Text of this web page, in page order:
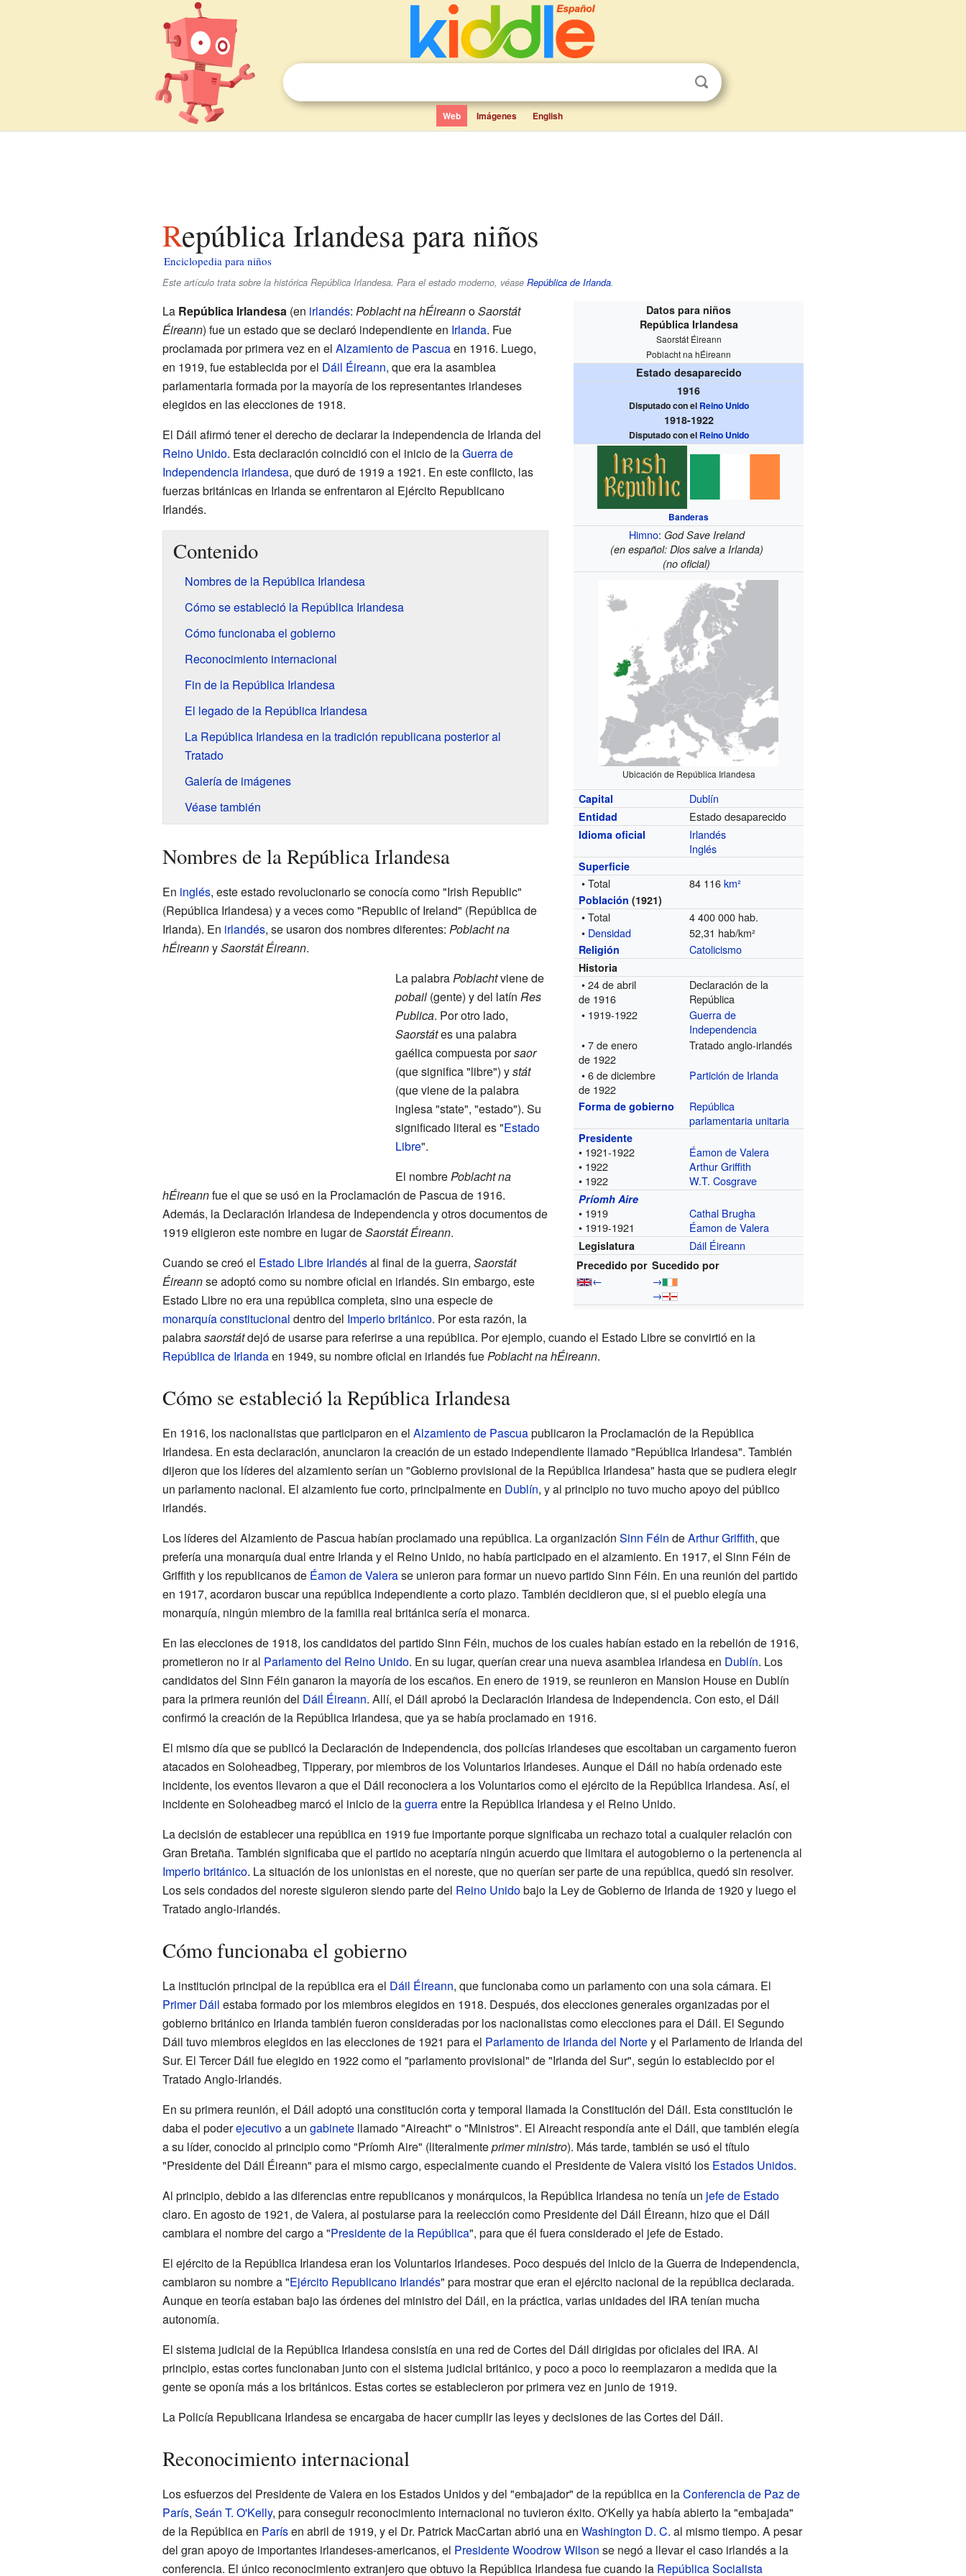
Web Imágenes English
República Irlandesa para niños
Enciclopedia para niños
Este artículo trata sobre la histórica República Irlandesa. Para el estado moderno, véase República de Irlanda.
Datos para niños
República Irlandesa
Saorstát Éireann
Poblacht na hÉireann
Estado desaparecido
1916
Disputado con el Reino Unido
1918-1922
Disputado con el Reino Unido
Banderas
Himno: God Save Ireland
(en español: Dios salve a Irlanda)
(no oficial)
Ubicación de República Irlandesa
Capital Dublín
Entidad Estado desaparecido
Idioma oficial
Irlandés
Inglés
Superficie
• Total 84 116km²
Población (1921)
• Total
4 400 000 hab.
• Densidad 52,31 hab/km²
Religión Catolicismo
Historia
• 24 de abril
de 1916
Declaración de la
República
• 1919-1922
Guerra de
Independencia
• 7 de enero
de 1922
Tratado anglo-irlandés
• 6 de diciembre
de 1922
Partición de Irlanda
Forma de gobierno
República
parlamentaria unitaria
Presidente
• 1921-1922
• 1922
• 1922
Éamon de Valera
Arthur Griffith
W.T. Cosgrave
Príomh Aire
• 1919
• 1919-1921
Cathal Brugha
Éamon de Valera
Legislatura Dáil Éireann
Precedido por Sucedido por
←
→
→
La República Irlandesa(en irlandés: Poblacht na hÉireannoSaorstát
Éireann) fue un estado que se declaró independiente en Irlanda. Fue
proclamada por primera vez en el Alzamiento de Pascuaen 1916. Luego,
en 1919, fue establecida por el Dáil Éireann, que era la asamblea
parlamentaria formada por la mayoría de los representantes irlandeses
elegidos en las elecciones de 1918.
El Dáil afirmó tener el derecho de declarar la independencia de Irlanda del
Reino Unido. Esta declaración coincidió con el inicio de laGuerra de
Independencia irlandesa, que duró de 1919 a 1921. En este conflicto, las
fuerzas británicas en Irlanda se enfrentaron al Ejército Republicano
Irlandés.
Contenido
Nombres de la República Irlandesa
Cómo se estableció la República Irlandesa
Cómo funcionaba el gobierno
Reconocimiento internacional
Fin de la República Irlandesa
El legado de la República Irlandesa
La República Irlandesa en la tradición republicana posterior al
Tratado
Galería de imágenes
Véase también
Nombres de la República Irlandesa
En inglés, este estado revolucionario se conocía como "Irish Republic"
(República Irlandesa) y a veces como "Republic of Ireland" (República de
Irlanda). En irlandés, se usaron dos nombres diferentes: Poblacht na
hÉireannySaorstát Éireann.
La palabraPoblachtviene de
pobail(gente) y del latín Res
Publica. Por otro lado,
Saorstátes una palabra
gaélica compuesta porsaor
(que significa "libre") ystát
(que viene de la palabra
inglesa "state", "estado"). Su
significado literal es "Estado
Libre".
El nombrePoblacht na
hÉireannfue el que se usó en la Proclamación de Pascua de 1916.
Además, la Declaración Irlandesa de Independencia y otros documentos de
1919 eligieron este nombre en lugar deSaorstát Éireann.
Cuando se creó el Estado Libre Irlandésal final de la guerra, Saorstát
Éireannse adoptó como su nombre oficial en irlandés. Sin embargo, este
Estado Libre no era una república completa, sino una especie de
monarquía constitucional dentro del Imperio británico. Por esta razón, la
palabrasaorstátdejó de usarse para referirse a una república. Por ejemplo, cuando el Estado Libre se convirtió en la
República de Irlandaen 1949, su nombre oficial en irlandés fuePoblacht na hÉireann.
Cómo se estableció la República Irlandesa
En 1916, los nacionalistas que participaron en el Alzamiento de Pascuapublicaron la Proclamación de la República
Irlandesa. En esta declaración, anunciaron la creación de un estado independiente llamado "República Irlandesa". También
dijeron que los líderes del alzamiento serían un "Gobierno provisional de la República Irlandesa" hasta que se pudiera elegir
un parlamento nacional. El alzamiento fue corto, principalmente en Dublín, y al principio no tuvo mucho apoyo del público
irlandés.
Los líderes del Alzamiento de Pascua habían proclamado una república. La organización Sinn Féin deArthur Griffith, que
prefería una monarquía dual entre Irlanda y el Reino Unido, no había participado en el alzamiento. En 1917, el Sinn Féin de
Griffith y los republicanos de Éamon de Valerase unieron para formar un nuevo partido Sinn Féin. En una reunión del partido
en 1917, acordaron buscar una república independiente a corto plazo. También decidieron que, si el pueblo elegía una
monarquía, ningún miembro de la familia real británica sería el monarca.
En las elecciones de 1918, los candidatos del partido Sinn Féin, muchos de los cuales habían estado en la rebelión de 1916,
prometieron no ir al Parlamento del Reino Unido. En su lugar, querían crear una nueva asamblea irlandesa en Dublín. Los
candidatos del Sinn Féin ganaron la mayoría de los escaños. En enero de 1919, se reunieron en Mansion House en Dublín
para la primera reunión del Dáil Éireann. Allí, el Dáil aprobó la Declaración Irlandesa de Independencia. Con esto, el Dáil
confirmó la creación de la República Irlandesa, que ya se había proclamado en 1916.
El mismo día que se publicó la Declaración de Independencia, dos policías irlandeses que escoltaban un cargamento fueron
atacados en Soloheadbeg, Tipperary, por miembros de los Voluntarios Irlandeses. Aunque el Dáil no había ordenado este
incidente, los eventos llevaron a que el Dáil reconociera a los Voluntarios como el ejército de la República Irlandesa. Así, el
incidente en Soloheadbeg marcó el inicio de laguerraentre la República Irlandesa y el Reino Unido.
La decisión de establecer una república en 1919 fue importante porque significaba un rechazo total a cualquier relación con
Gran Bretaña. También significaba que el partido no aceptaría ningún acuerdo que limitara el autogobierno o la pertenencia al
Imperio británico. La situación de los unionistas en el noreste, que no querían ser parte de una república, quedó sin resolver.
Los seis condados del noreste siguieron siendo parte del Reino Unidobajo la Ley de Gobierno de Irlanda de 1920 y luego el
Tratado anglo-irlandés.
Cómo funcionaba el gobierno
La institución principal de la república era el Dáil Éireann, que funcionaba como un parlamento con una sola cámara. El
Primer Dáil estaba formado por los miembros elegidos en 1918. Después, dos elecciones generales organizadas por el
gobierno británico en Irlanda también fueron consideradas por los nacionalistas como elecciones para el Dáil. El Segundo
Dáil tuvo miembros elegidos en las elecciones de 1921 para el Parlamento de Irlanda del Nortey el Parlamento de Irlanda del
Sur. El Tercer Dáil fue elegido en 1922 como el "parlamento provisional" de "Irlanda del Sur", según lo establecido por el
Tratado Anglo-Irlandés.
En su primera reunión, el Dáil adoptó una constitución corta y temporal llamada la Constitución del Dáil. Esta constitución le
daba el poderejecutivoa un gabinetellamado "Aireacht" o "Ministros". El Aireacht respondía ante el Dáil, que también elegía
a su líder, conocido al principio como "Príomh Aire" (literalmenteprimer ministro). Más tarde, también se usó el título
"Presidente del Dáil Éireann" para el mismo cargo, especialmente cuando el Presidente de Valera visitó los Estados Unidos.
Al principio, debido a las diferencias entre republicanos y monárquicos, la República Irlandesa no tenía un jefe de Estado
claro. En agosto de 1921, de Valera, al postularse para la reelección como Presidente del Dáil Éireann, hizo que el Dáil
cambiara el nombre del cargo a "Presidente de la República", para que él fuera considerado el jefe de Estado.
El ejército de la República Irlandesa eran los Voluntarios Irlandeses. Poco después del inicio de la Guerra de Independencia,
cambiaron su nombre a "Ejército Republicano Irlandés" para mostrar que eran el ejército nacional de la república declarada.
Aunque en teoría estaban bajo las órdenes del ministro del Dáil, en la práctica, varias unidades del IRA tenían mucha
autonomía.
El sistema judicial de la República Irlandesa consistía en una red de Cortes del Dáil dirigidas por oficiales del IRA. Al
principio, estas cortes funcionaban junto con el sistema judicial británico, y poco a poco lo reemplazaron a medida que la
gente se oponía más a los británicos. Estas cortes se establecieron por primera vez en junio de 1919.
La Policía Republicana Irlandesa se encargaba de hacer cumplir las leyes y decisiones de las Cortes del Dáil.
Reconocimiento internacional
Los esfuerzos del Presidente de Valera en los Estados Unidos y del "embajador" de la república en laConferencia de Paz de
París, Seán T. O'Kelly, para conseguir reconocimiento internacional no tuvieron éxito. O'Kelly ya había abierto la "embajada"
de la República en Parísen abril de 1919, y el Dr. Patrick MacCartan abrió una en Washington D. C. al mismo tiempo. A pesar
del gran apoyo de importantes irlandeses-americanos, el PresidenteWoodrow Wilson se negó a llevar el caso irlandés a la
conferencia. El único reconocimiento extranjero que obtuvo la República Irlandesa fue cuando la República Socialista